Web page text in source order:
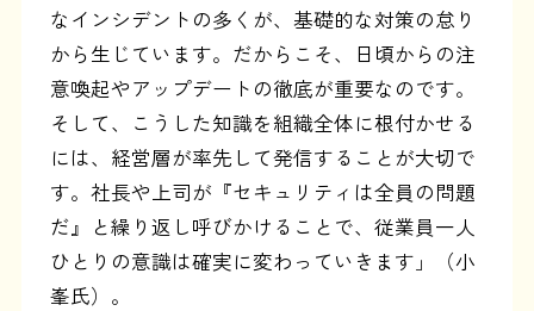
なインシデントの多くが、基礎的な対策の怠り
から生じています。だからこそ、日頃からの注
意喚起やアップデートの徹底が重要なのです。
そして、こうした知識を組織全体に根付かせる
には、経営層が率先して発信することが大切で
す。社長や上司が『セキュリティは全員の問題
だ』と繰り返し呼びかけることで、従業員一人
ひとりの意識は確実に変わっていきます」（小
峯氏）。